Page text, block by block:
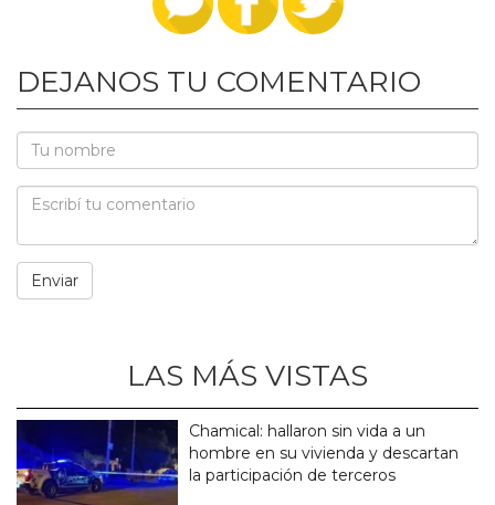
DEJANOS TU COMENTARIO
LAS MÁS VISTAS
Chamical: hallaron sin vida a un
hombre en su vivienda y descartan
la participación de terceros